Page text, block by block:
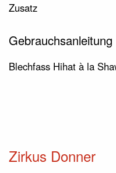
Zusatz
Gebrauchsanleitung
Blechfass Hihat à la
Zirkus Donner